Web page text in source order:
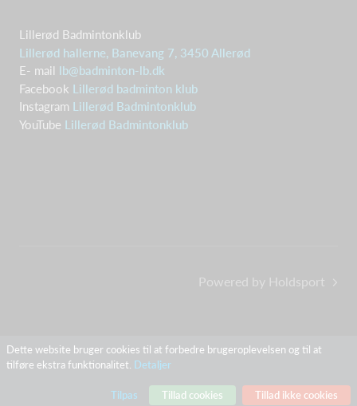
Lillerød Badmintonklub
Lillerød hallerne, Banevang 7, 3450 Allerød
E- mail lb@badminton-lb.dk
Facebook Lillerød badminton klub
Instagram Lillerød Badmintonklub
YouTube Lillerød Badmintonklub
Powered by Holdsport
Dette website bruger cookies til at forbedre brugeroplevelsen og til at
tilføre ekstra funktionalitet. Detaljer
Tillad ikke cookies
Tillad cookies
Tilpas